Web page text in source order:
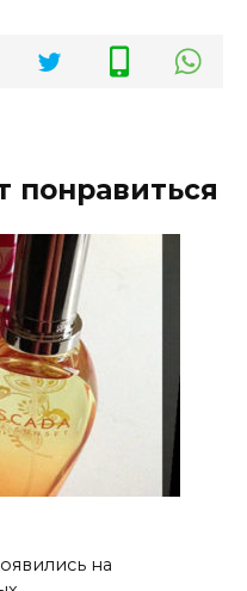
понравиться
на